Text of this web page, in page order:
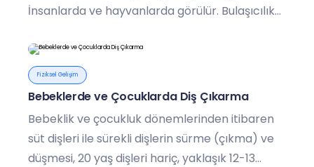
İnsanlarda ve hayvanlarda görülür. Bulaşıcılık
kaşıntılara sebep olan paraziter bir hastalıktır.
Fiziksel Gelişim
Bebeklerde ve Çocuklarda Diş Çıkarma
Bebeklik ve çocukluk dönemlerinden itibaren
süt dişleri ile sürekli dişlerin sürme (çıkma) ve
düşmesi, 20 yaş dişleri hariç, yaklaşık 12-13